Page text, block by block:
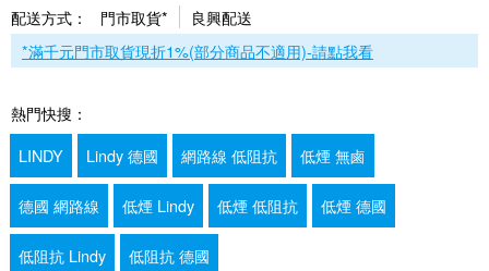
配送方式： 門市取貨*
良興配送
*滿千元門市取貨現折1%(部分商品不適用)-請點我看
熱門快搜：
LINDY
Lindy 德國 網路線 低阻抗 低煙 無鹵
德國 網路線 低煙 Lindy 低煙 低阻抗 低煙 德國
低阻抗 Lindy 低阻抗 德國